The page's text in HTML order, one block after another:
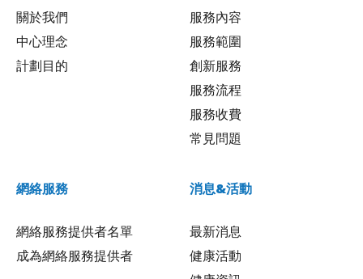
關於我們
中心理念
計劃目的
服務內容
服務範圍
創新服務
服務流程
服務收費
常見問題
網絡服務
網絡服務提供者名單
成為網絡服務提供者
消息&活動
最新消息
健康活動